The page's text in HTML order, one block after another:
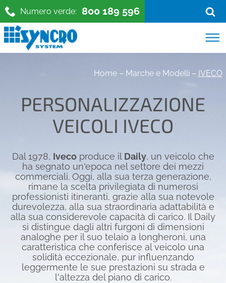
Numero verde: 800 189 596
Home– Marche e Modelli– IVECO
PERSONALIZZAZIONE
VEICOLI IVECO
Dal 1978, Ivecoproduce il Daily, un veicolo che
ha segnato un'epoca nel settore dei mezzi
commerciali. Oggi, alla sua terza generazione,
rimane la scelta privilegiata di numerosi
professionisti itineranti, grazie alla sua notevole
durevolezza, alla sua straordinaria adattabilità e
alla sua considerevole capacità di carico. Il Daily
si distingue dagli altri furgoni di dimensioni
analoghe per il suo telaio a longheroni, una
caratteristica che conferisce al veicolo una
solidità eccezionale, pur influenzando
leggermente le sue prestazioni su strada e
l'altezza del piano di carico.